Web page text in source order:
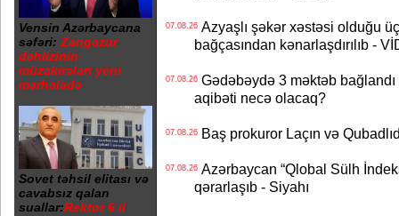
Vensin Azərbaycana
səfəri: Zəngəzur
dəhlizinin
müzakirələri yeni
mərhələdə
Sovet təhsil elitası və
cavabsız qalan
suallar:Rektor 6 il
07.08.26Azyaşlı şəkər xəstəsi olduğu
bağçasından kənarlaşdırılıb -
07.08.26Gədəbəydə 3 məktəb
aqibəti necə olacaq?
07.08.26Baş prokuror Laçın və
07.08.26Azərbaycan “Qlobal Sülh
qərarlaşıb - Siyahı